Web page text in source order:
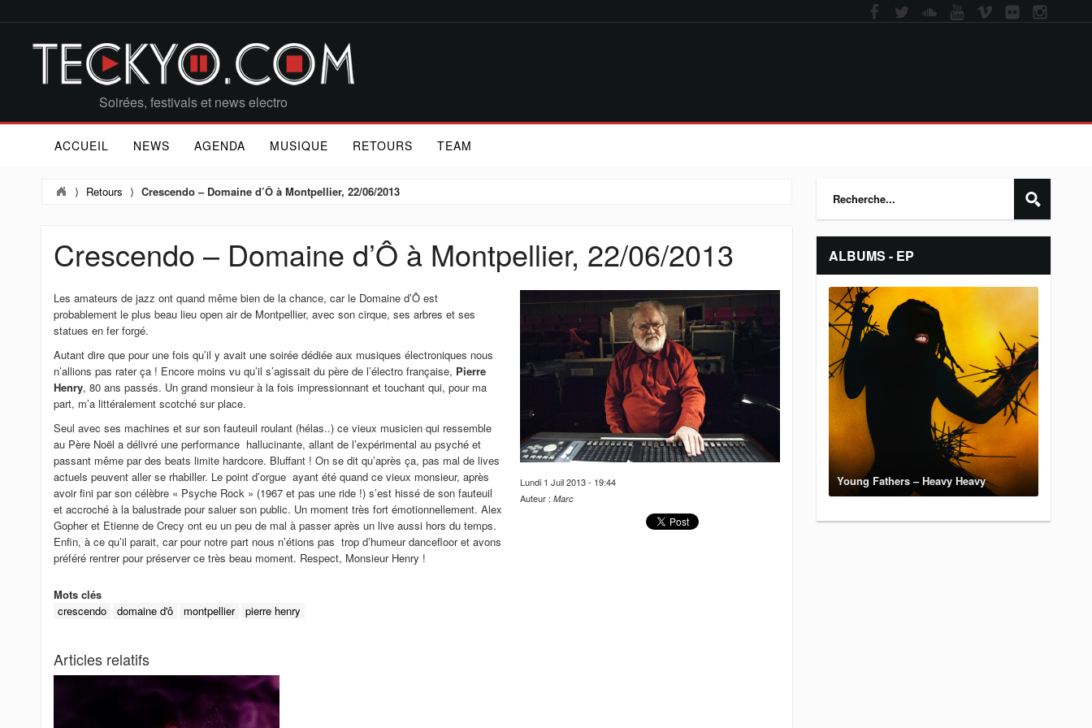
Soirées, festivals et news electro
ACCUEIL NEWS AGENDA MUSIQUE RETOURS TEAM
⟩ Retours ⟩ Crescendo – Domaine d’Ô à Montpellier, 22/06/2013
Crescendo – Domaine d’Ô à Montpellier, 22/06/2013
Lundi 1 Juil 2013 - 19:44
Auteur : Marc
Les amateurs de jazz ont quand même bien de la chance, car le Domaine d’Ô est
probablement le plus beau lieu open air de Montpellier, avec son cirque, ses arbres et ses
statues en fer forgé.
Autant dire que pour une fois qu’il y avait une soirée dédiée aux musiques électroniques nous
n’allions pas rater ça ! Encore moins vu qu’il s’agissait du père de l’électro française, Pierre
Henry, 80 ans passés. Un grand monsieur à la fois impressionnant et touchant qui, pour ma
part, m’a littéralement scotché sur place.
Seul avec ses machines et sur son fauteuil roulant (hélas..) ce vieux musicien qui ressemble
au Père Noël a délivré une performance hallucinante, allant de l’expérimental au psyché et
passant même par des beats limite hardcore. Bluffant ! On se dit qu’après ça, pas mal de lives
actuels peuvent aller se rhabiller. Le point d’orgue ayant été quand ce vieux monsieur, après
avoir fini par son célèbre « Psyche Rock » (1967 et pas une ride !) s’est hissé de son fauteuil
et accroché à la balustrade pour saluer son public. Un moment très fort émotionnellement. Alex
Gopher et Etienne de Crecy ont eu un peu de mal à passer après un live aussi hors du temps.
Enfin, à ce qu’il parait, car pour notre part nous n’étions pas trop d’humeur dancefloor et avons
préféré rentrer pour préserver ce très beau moment. Respect, Monsieur Henry !
Mots clés
crescendo
domaine d'ô montpellier pierre henry
Articles relatifs
ALBUMS - EP
Young Fathers – Heavy Heavy